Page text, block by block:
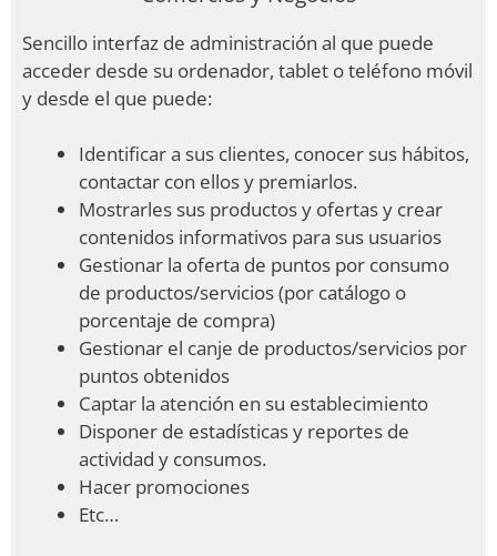
Sencillo interfaz de administración al que puede
acceder desde su ordenador, tablet o teléfono móvil
y desde el que puede:
contactar con ellos y premiarlos.
Mostrarles sus productos y ofertas y crear
contenidos informativos para sus usuarios
Gestionar la oferta de puntos por consumo
de productos/servicios (por catálogo o
porcentaje de compra)
Gestionar el canje de productos/servicios por
puntos obtenidos
Captar la atención en su establecimiento
Disponer de estadísticas y reportes de
actividad y consumos.
Hacer promociones
Etc…